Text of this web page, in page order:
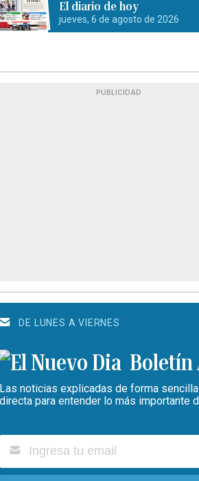
El diario de hoy
jueves, 6 de agosto de 2026
PUBLICIDAD
DE LUNES A VIERNES
Boletín
Las noticias explicadas de forma
directa para entender lo más importante